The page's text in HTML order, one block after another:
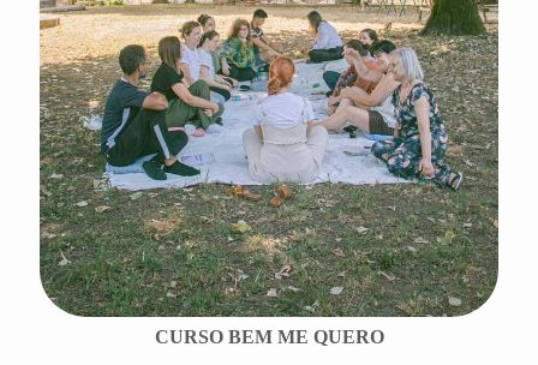
CURSO BEM ME QUERO